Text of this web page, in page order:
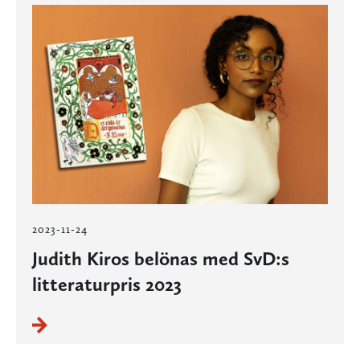
2023-11-24
Judith Kiros belönas med SvD:s
litteraturpris 2023